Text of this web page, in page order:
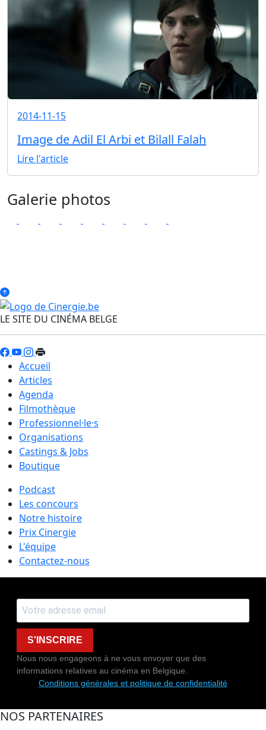
2014-11-15
Image de Adil El Arbi et Bilall Falah
Lire l'article
Galerie photos
LE SITE DU CINÉMA BELGE
Accueil
Articles
Agenda
Filmothèque
Professionnel·le·s
Organisations
Castings & Jobs
Boutique
Podcast
Les concours
Notre histoire
Prix Cinergie
L'équipe
Contactez-nous
S'INSCRIRE
Nous nous engageons à ne vous envoyer que des
informations relatives au cinéma en Belgique.
Conditions générales et politique de confidentialité
NOS PARTENAIRES